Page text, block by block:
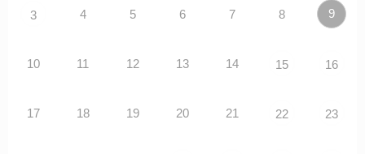
3 4 5 6 7 8 9
10 11 12 13 14 15 16
17 18 19 20 21 22 23